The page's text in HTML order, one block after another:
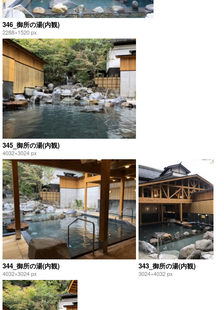
346_御所の湯(内観)
2288×1520 px
345_御所の湯(内観)
4032×3024 px
344_御所の湯(内観)
4032×3024 px
343_御所の湯(内観)
3024×4032 px